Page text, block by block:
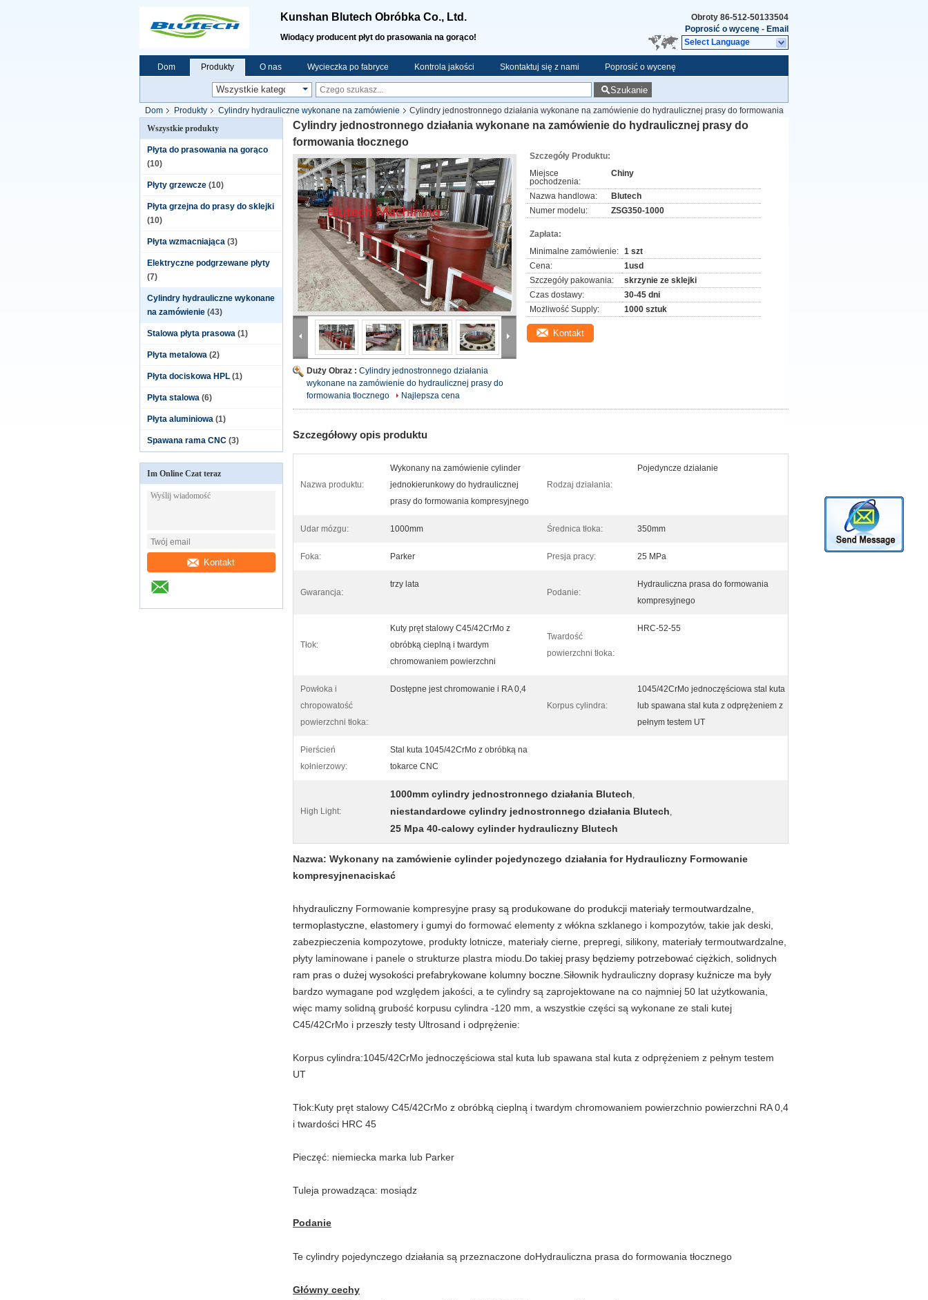
Kunshan Blutech Obróbka Co., Ltd.
Wiodący producent płyt do prasowania na gorąco!
Obroty 86-512-50133504
Poprosić o wycenę - Email
Select Language
Dom Produkty O nas Wycieczka po fabryce Kontrola jakości Skontaktuj się z nami Poprosić o wycenę
Szukanie
Dom Produkty Cylindry hydrauliczne wykonane na zamówienie
Cylindry jednostronnego działania wykonane na zamówienie do hydraulicznej prasy do formowania
tłocznego
Wszystkie produkty
Płyta do prasowania na gorąco
(10)
Płyty grzewcze (10)
Płyta grzejna do prasy do sklejki
(10)
Płyta wzmacniająca (3)
Elektryczne podgrzewane płyty
(7)
Cylindry hydrauliczne wykonane
na zamówienie (43)
Stalowa płyta prasowa (1)
Płyta metalowa (2)
Płyta dociskowa HPL (1)
Płyta stalowa (6)
Płyta aluminiowa (1)
Spawana rama CNC (3)
Im Online Czat teraz
Kontakt
Cylindry jednostronnego działania wykonane na zamówienie do hydraulicznej prasy do
formowania tłocznego
Duży Obraz : Cylindry jednostronnego działania
wykonane na zamówienie do hydraulicznej prasy do
formowania tłocznego
Najlepsza cena
Szczegóły Produktu:
Miejsce
pochodzenia:
Chiny
Nazwa handlowa:
Blutech
Numer modelu:
ZSG350-1000
Zapłata:
Minimalne zamówienie: 1 szt
Cena:
1usd
Szczegóły pakowania:
skrzynie ze sklejki
Czas dostawy:
30-45 dni
Możliwość Supply:
1000 sztuk
Kontakt
Szczegółowy opis produktu
Nazwa produktu:
Wykonany na zamówienie cylinder
jednokierunkowy do hydraulicznej
prasy do formowania kompresyjnego
Rodzaj działania:
Pojedyncze działanie
Udar mózgu: 1000mm Średnica tłoka: 350mm
Foka: Parker Presja pracy: 25 MPa
Gwarancja:
trzy lata
Podanie:
Hydrauliczna prasa do formowania
kompresyjnego
Tłok:
Kuty pręt stalowy C45/42CrMo z
obróbką cieplną i twardym
chromowaniem powierzchni
Twardość
powierzchni tłoka:
HRC-52-55
Powłoka i
chropowatość
powierzchni tłoka:
Dostępne jest chromowanie i RA 0,4
Korpus cylindra:
1045/42CrMo jednoczęściowa stal kuta
lub spawana stal kuta z odprężeniem z
pełnym testem UT
Pierścień
kołnierzowy:
Stal kuta 1045/42CrMo z obróbką na
tokarce CNC
High Light:
1000mm cylindry jednostronnego działania Blutech,
niestandardowe cylindry jednostronnego działania Blutech,
25 Mpa 40-calowy cylinder hydrauliczny Blutech
Nazwa: Wykonany na zamówienie cylinder pojedynczego działania for Hydrauliczny Formowanie
kompresyjnenaciskać
hhydrauliczny Formowanie kompresyjne prasy są produkowane do produkcji materiały termoutwardzalne,
termoplastyczne, elastomery i gumyi do formować elementy z włókna szklanego i kompozytów, takie jak deski,
zabezpieczenia kompozytowe, produkty lotnicze, materiały cierne, prepregi, silikony, materiały termoutwardzalne,
płyty laminowane i panele o strukturze plastra miodu. Do takiej prasy będziemy potrzebować ciężkich, solidnych
ram pras o dużej wysokości prefabrykowane kolumny boczne. Siłownik hydrauliczny doprasy kuźnicze ma były
bardzo wymagane pod względem jakości, a te cylindry są zaprojektowane na co najmniej 50 lat użytkowania,
więc mamy solidną grubość korpusu cylindra -120 mm, a wszystkie części są wykonane ze stali kutej
C45/42CrMo i przeszły testy Ultrosand i odprężenie:
Korpus cylindra:1045/42CrMo jednoczęściowa stal kuta lub spawana stal kuta z odprężeniem z pełnym testem
UT
Tłok:Kuty pręt stalowy C45/42CrMo z obróbką cieplną i twardym chromowaniem powierzchnio powierzchni RA 0,4
i twardości HRC 45
Pieczęć: niemiecka marka lub Parker
Tuleja prowadząca: mosiądz
Podanie
Te cylindry pojedynczego działania są przeznaczone doHydrauliczna prasa do formowania tłocznego
Główny cechy